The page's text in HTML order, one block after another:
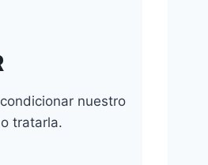
nuestro
tratarla.